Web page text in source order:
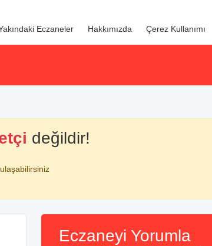
Eczaneler Hakkımızda Çerez Kullanımı
değildir!
Eczaneyi Yorumla